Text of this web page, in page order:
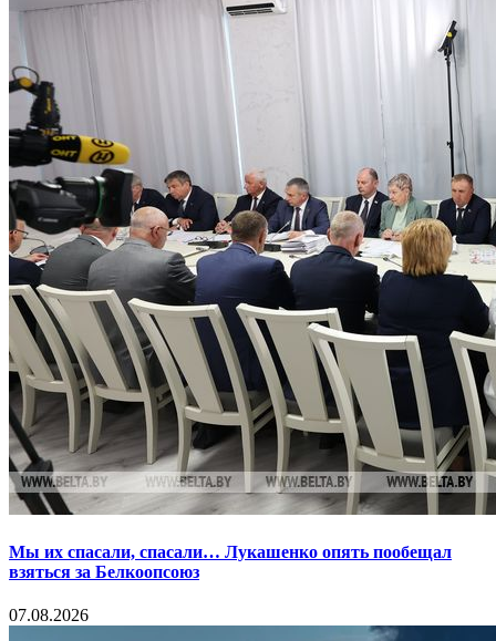
Мы их спасали, спасали… Лукашенко опять пообещал
взяться за Белкоопсоюз
07.08.2026